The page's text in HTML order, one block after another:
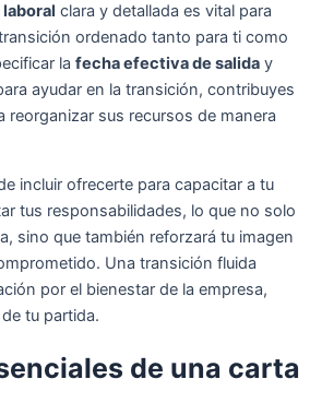
clara y detallada es vital para
ordenado tanto para ti como
la fecha efectiva de salida y
ayudar en la transición, contribuyes
reorganizar sus recursos de manera
incluir ofrecerte para capacitar a tu
tus responsabilidades, lo que no solo
sino que también reforzará tu imagen
Una transición fluida
por el bienestar de la empresa,
tu partida.
de una carta